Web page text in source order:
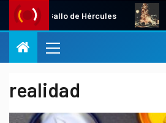
Gallo de Hércules
realidad